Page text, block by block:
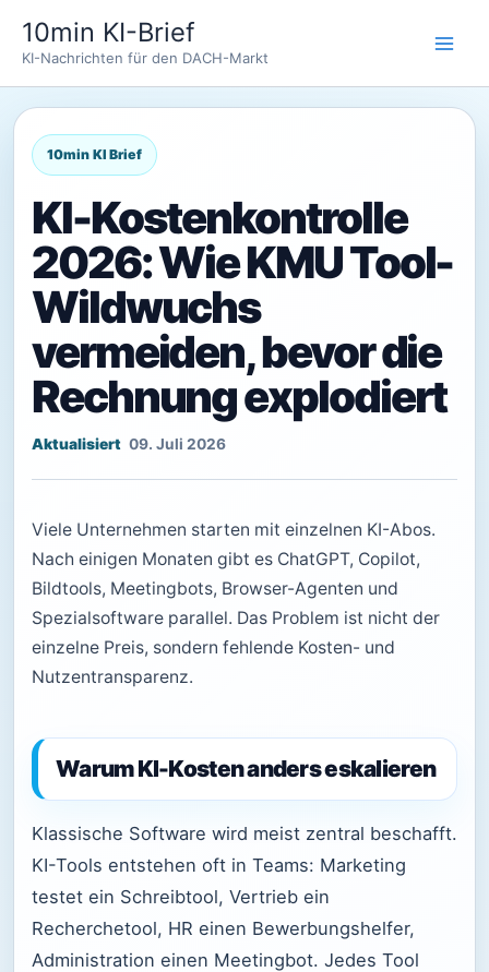
Inhalt
springen
10min KI-Brief
KI-Nachrichten für den DACH-Markt
KI-Kostenkontrolle
2026: Wie KMU Tool-
Wildwuchs
vermeiden, bevor die
Rechnung explodiert
09. Juli 2026
Viele Unternehmen starten mit einzelnen KI-Abos.
Nach einigen Monaten gibt es ChatGPT, Copilot,
Bildtools, Meetingbots, Browser-Agenten und
Spezialsoftware parallel. Das Problem ist nicht der
einzelne Preis, sondern fehlende Kosten- und
Nutzentransparenz.
Warum KI-Kosten anders eskalieren
Klassische Software wird meist zentral beschafft.
KI-Tools entstehen oft in Teams: Marketing
testet ein Schreibtool, Vertrieb ein
Recherchetool, HR einen Bewerbungshelfer,
Administration einen Meetingbot. Jedes Tool